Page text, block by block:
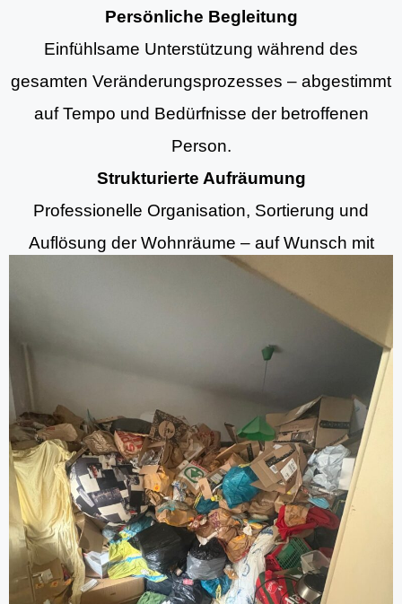
Persönliche Begleitung
Einfühlsame Unterstützung während des
gesamten Veränderungsprozesses – abgestimmt
auf Tempo und Bedürfnisse der betroffenen
Person.
Strukturierte Aufräumung
Professionelle Organisation, Sortierung und
Auflösung der Wohnräume – auf Wunsch mit
Koordination zusätzlicher Dienstleistungen (z. B.
Entsorgung, Reinigung, Übergabe).